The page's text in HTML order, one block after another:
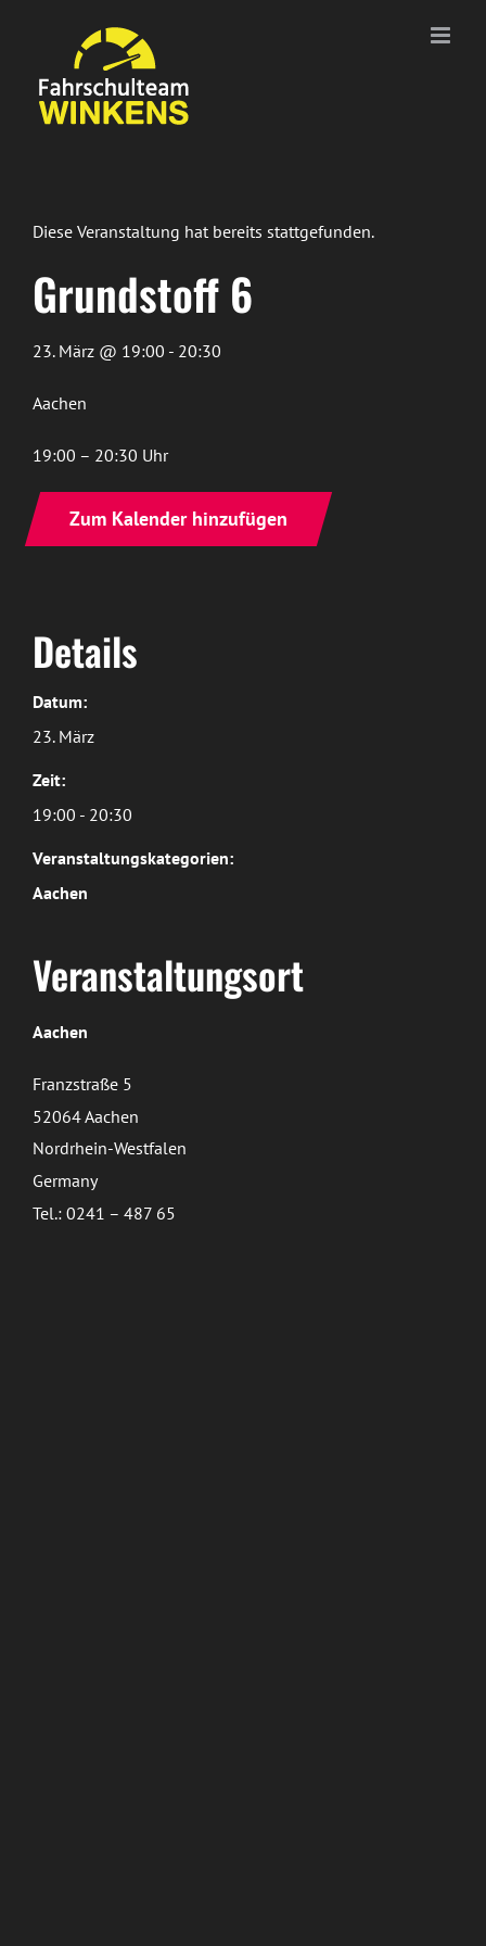
springen
Diese Veranstaltung hat bereits stattgefunden.
Grundstoff 6
23. März @ 19:00 - 20:30
Aachen
19:00 – 20:30 Uhr
Zum Kalender hinzufügen
Details
Datum:
23. März
Zeit:
19:00 - 20:30
Veranstaltungskategorien:
Aachen
Veranstaltungsort
Aachen
Franzstraße 5
52064 Aachen
Nordrhein-Westfalen
Germany
Tel.: 0241 – 487 65